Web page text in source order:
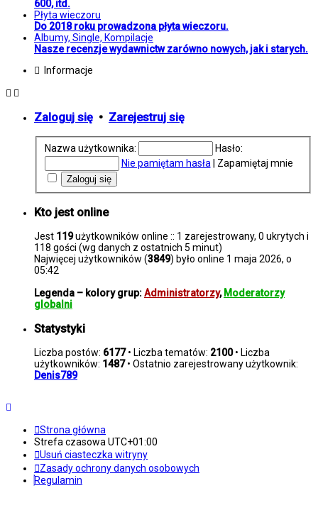
600, itd.
Płyta wieczoru
Do 2018 roku prowadzona płyta wieczoru.
Albumy, Single, Kompilacje
Nasze recenzje wydawnictw zarówno nowych, jak i starych.
Informacje
Zaloguj się • Zarejestruj się
Nazwa użytkownika:
Hasło:
Nie pamiętam hasła
Zapamiętaj mnie
Kto jest online
Jest 119użytkowników online :: 1 zarejestrowany, 0 ukrytych i
118 gości (wg danych z ostatnich 5 minut)
Najwięcej użytkowników (3849) było online 1 maja 2026, o
05:42
Legenda – kolory grup:Administratorzy, Moderatorzy
globalni
Statystyki
Liczba postów: 6177• Liczba tematów: 2100• Liczba
użytkowników: 1487• Ostatnio zarejestrowany użytkownik:
Denis789
Strona główna
Strefa czasowa UTC+01:00
Usuń ciasteczka witryny
Zasady ochrony danych osobowych
Regulamin